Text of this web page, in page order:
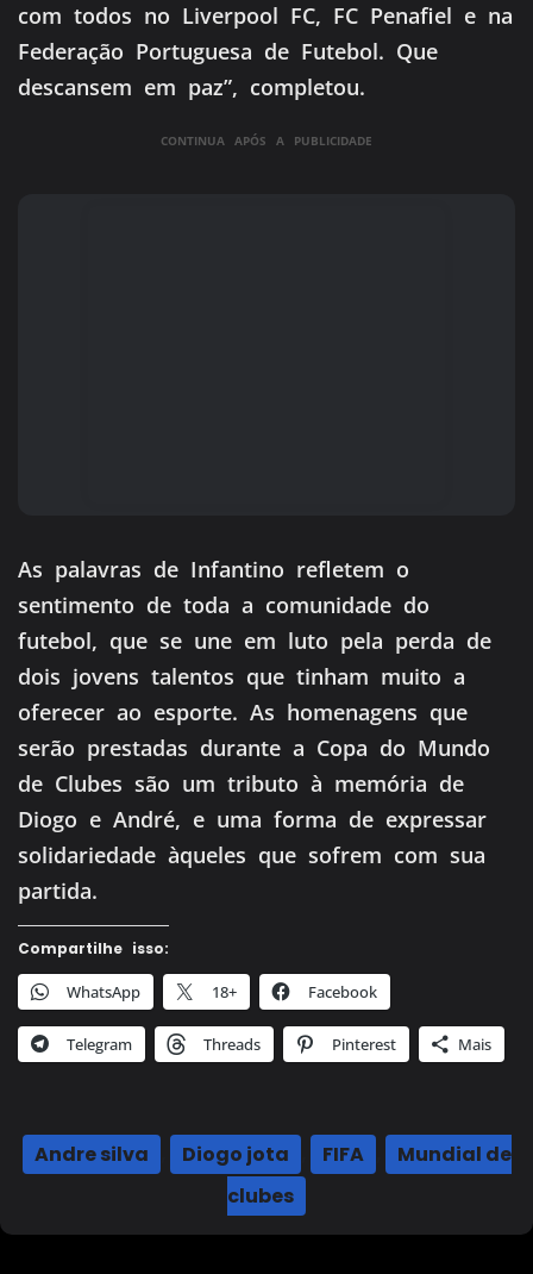
com todos no Liverpool FC, FC Penafiel e na
Federação Portuguesa de Futebol. Que
descansem em paz”, completou.
CONTINUA APÓS A PUBLICIDADE
As palavras de Infantino refletem o
sentimento de toda a comunidade do
futebol, que se une em luto pela perda de
dois jovens talentos que tinham muito a
oferecer ao esporte. As homenagens que
serão prestadas durante a Copa do Mundo
de Clubes são um tributo à memória de
Diogo e André, e uma forma de expressar
solidariedade àqueles que sofrem com sua
partida.
Compartilhe isso:
WhatsApp 18+ Facebook
Telegram Threads Pinterest Mais
Andre silva Diogo jota FIFA
Mundial de
clubes